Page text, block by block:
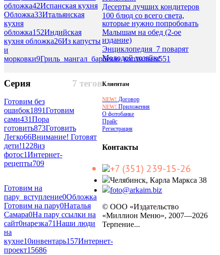
обложка42Испанская кухня
Обложка33Итальянская
кухня
обложка152Индийская
кухня обложка26Из капусты
и
морковки9Гриль_мангал_барбекю_коптильня551
7 тегов
Серия
Готовим без
ошибок1891Готовим
сами431Пора
готовить873Готовить
Легко66Внимание! Готовят
дети!1228из
фотос1Интернет-
рецепты709
Готовим на
пару_вступление0Обложка
Готовим на пару0Наталья
Самара0На пару ссылки на
сайт0нарезка71Наши люди
на
кухне10инвентарь157Интернет-
проект15686
Десерты лучших кондитеров
100 блюд со всего света,
которые нужно попробовать
Малышам на обед (2-ое
издание)
Энциклопедия_7 поварят
Молодой хозяйке
Клиентам
NEW! Договор
NEW! Приложения
О фотобанке
Прайс
Регистрация
Контакты
+7 (351) 239-15-26
Челябинск, Карла Маркса 38
foto@arkaim.biz
© ООО «Издательство
«Миллион Меню», 2007—2026
Терпение...